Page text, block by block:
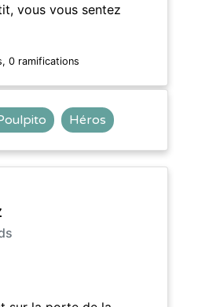
vous vous sentez
0 ramifications
Héros